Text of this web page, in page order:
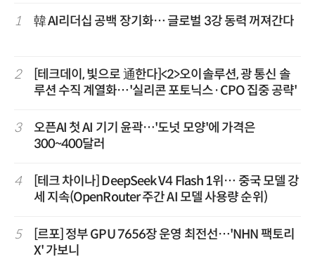
1 韓 AI리더십 공백 장기화… 글로벌 3강 동력 꺼져간다
2
[테크데이, 빛으로 通한다]<2>오이솔루션, 광 통신 솔
루션 수직 계열화…'실리콘 포토닉스·CPO 집중 공략'
3
오픈AI 첫 AI 기기 윤곽…'도넛 모양'에 가격은
300~400달러
4
[테크 차이나] DeepSeek V4 Flash 1위… 중국 모델 강
세 지속(OpenRouter 주간 AI 모델 사용량 순위)
5
[르포] 정부 GPU 7656장 운영 최전선…'NHN 팩토리
X' 가보니